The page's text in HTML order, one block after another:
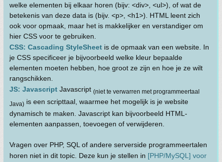
welke elementen bij elkaar horen (bijv: <div>, <ul>), of wat de
betekenis van deze data is (bijv. <p>, <h1>). HTML leent zich
ook voor opmaak, maar het is makkelijker en verstandiger om
hier CSS voor te gebruiken.
CSS: Cascading StyleSheet is de opmaak van een website. In
je CSS specificeer je bijvoorbeeld welke kleur bepaalde
elementen moeten hebben, hoe groot ze zijn en hoe je ze wilt
rangschikken.
JS: Javascript Javascript (niet te verwarren met programmeertaal
Java) is een scripttaal, waarmee het mogelijk is je website
dynamisch te maken. Javascript kan bijvoorbeeld HTML-
elementen aanpassen, toevoegen of verwijderen.
Vragen over PHP, SQL of andere serverside programmeertalen
horen niet in dit topic. Deze kun je stellen in [PHP/MySQL] voor